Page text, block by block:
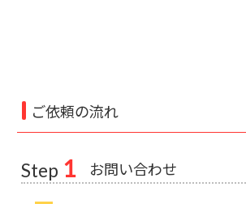
ご依頼の流れ
Step 1 お問い合わせ